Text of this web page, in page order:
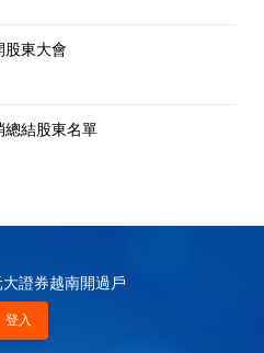
東大會
結股東名單
證券越南開過戶
登入